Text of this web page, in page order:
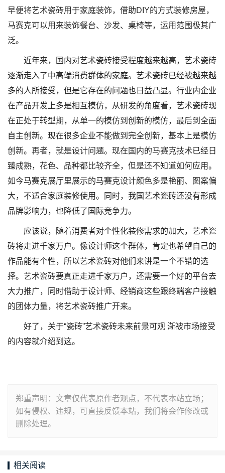
早便将艺术瓷砖用于家庭装饰，借助DIY的方式装修房屋，
马赛克可以用来装饰餐台、沙发、桌椅等，运用范围极其广
泛。
近年来，国内对艺术瓷砖接受程度越来越高，艺术瓷砖
逐渐走入了中高端消费群体的家庭。艺术瓷砖已经被越来越
多的人所接受，但是它存在的问题也日益凸显。行业内企业
在产品开发上多是相互模仿，从研发的角度看，艺术瓷砖现
在正处于转型期，从单一的模仿到创新的模仿，最后到全面
自主创新。现在很多企业不能做到完全创新，基本上是模仿
创新。再者，就是设计问题。现在国内的马赛克技术已经日
臻成熟，花色、品种都比较齐全，但是还不知道如何应用。
如今马赛克展厅里展示的马赛克设计颜色多是艳丽、图案偏
大，不适合家庭装修使用。同时，我国艺术瓷砖还没有形成
品牌影响力，也降低了国际竞争力。
应该说，随着消费者对个性化装修需求的加大，艺术瓷
砖将走进千家万户。像设计师这个群体，肯定也希望自己的
作品能有个性，所以艺术瓷砖对他们来讲是一个不错的选
择。艺术瓷砖要真正走进千家万户，还需要一个好的平台去
大力推广，同时借助于设计师、经销商这些跟终端客户接触
的团体力量，将艺术瓷砖推广开来。
好了，关于“瓷砖”艺术瓷砖未来前景可观 渐被市场接受
的内容就介绍到这。
郑重声明：文章仅代表原作者观点，不代表本站立场；
如有侵权、违规，可直接反馈本站，我们将会作修改或
删除处理。
相关阅读